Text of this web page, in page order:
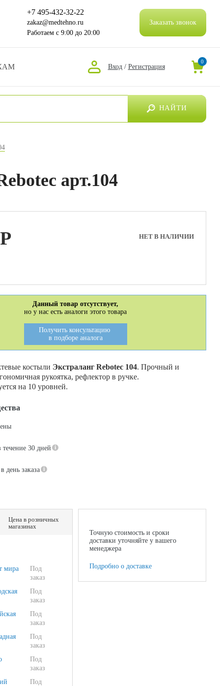
+7 495-432-32-22
zakaz@medtehno.ru
Работаем с 9:00 до 20:00
Заказать звонок
Вход / Регистрация
0
НАЙТИ
арт.104
P НЕТ В НАЛИЧИИ
Данный товар отсутствует,
но у нас есть аналоги этого товара
Получить консультацию
в подборе аналога
костыли Экстраланг Rebotec 104. Прочный и
рукоятка, рефлектор в ручке.
на 10 уровней.
течение 30 дней
день заказа
Цена в розничных
магазинах
мира
Под
заказ
Под
заказ
Под
заказ
Под
заказ
Под
заказ
Под
Точную стоимость и сроки
доставки уточняйте у вашего
менеджера
Подробно о доставке